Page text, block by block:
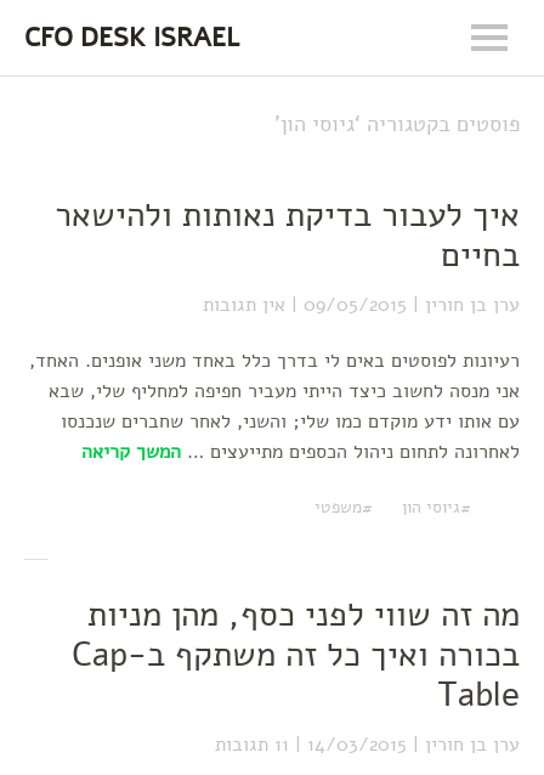
CFO DESK ISRAEL
פוסטים בקטגוריה ‘גיוסי הון’
איך לעבור בדיקת נאותות ולהישאר
בחיים
ערן בן חורין 09/05/2015 אין תגובות
רעיונות לפוסטים באים לי בדרך כלל באחד משני אופנים. האחד,
אני מנסה לחשוב כיצד הייתי מעביר חפיפה למחליף שלי, שבא
עם אותו ידע מוקדם כמו שלי; והשני, לאחר שחברים שנכנסו
לאחרונה לתחום ניהול הכספים מתייעצים … המשך קריאה
גיוסי הון משפטי
מה זה שווי לפני כסף, מהן מניות
בכורה ואיך כל זה משתקף ב-Cap
Table
ערן בן חורין 14/03/2015 11 תגובות